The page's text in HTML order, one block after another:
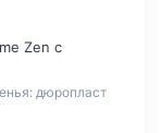
Zen с
дюропласт